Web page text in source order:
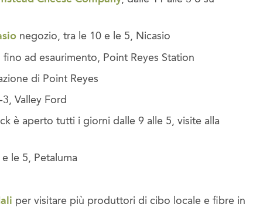
negozio, tra le 10 e le 5, Nicasio
, fino ad esaurimento, Point Reyes Station
di Point Reyes
3, Valley Ford
è aperto tutti i giorni dalle 9 alle 5, visite alla
e le 5, Petaluma
per visitare più produttori di cibo locale e fibre in